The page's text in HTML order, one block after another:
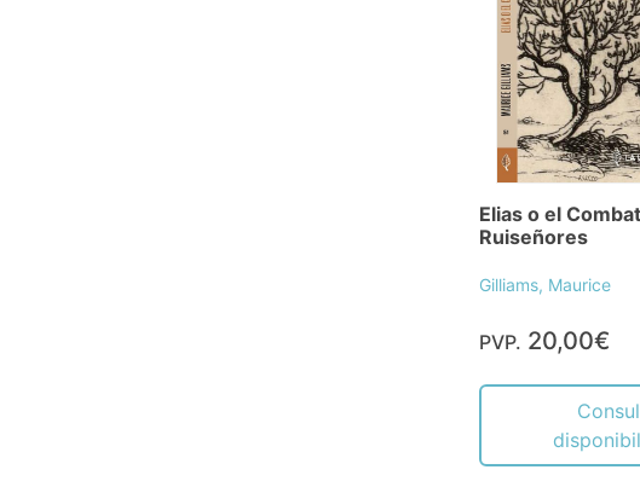
Elias o el
Ruiseñores
Gilliams, Maurice
PVP. 20,00€